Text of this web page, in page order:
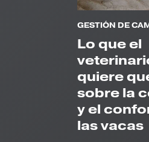
GESTIÓN DE
Lo que el
quiere
sobre la
y el
las vacas